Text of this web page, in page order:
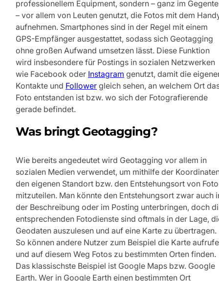
professionellem Equipment, sondern – ganz im
– vor allem von Leuten genutzt, die Fotos mit dem
aufnehmen. Smartphones sind in der Regel mit einem
GPS-Empfänger ausgestattet, sodass sich Geotagging
ohne großen Aufwand umsetzen lässt. Diese Funktion
wird insbesondere für Postings in sozialen Netzwerken
wie Facebook oder Instagram genutzt, damit die
Kontakte und Follower gleich sehen, an welchem Ort
Foto entstanden ist bzw. wo sich der Fotografierende
gerade befindet.
Was bringt Geotagging?
Wie bereits angedeutet wird Geotagging vor allem in
sozialen Medien verwendet, um mithilfe der
den eigenen Standort bzw. den Entstehungsort von
mitzuteilen. Man könnte den Entstehungsort zwar auch
der Beschreibung oder im Posting unterbringen, doch
entsprechenden Fotodienste sind oftmals in der Lage,
Geodaten auszulesen und auf eine Karte zu übertragen.
So können andere Nutzer zum Beispiel die Karte
und auf diesem Weg Fotos zu bestimmten Orten finden.
Das klassischste Beispiel ist Google Maps bzw. Google
Earth. Wer in Google Earth einen bestimmten Ort